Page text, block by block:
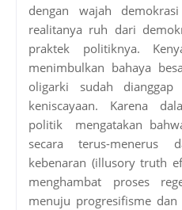
dengan wajah
realitanya ruh dari
praktek politiknya.
menimbulkan bahaya
oligarki sudah
keniscayaan. Karena
politik mengatakan
secara terus-menerus
kebenaran (illusory truth
menghambat proses
menuju progresifisme